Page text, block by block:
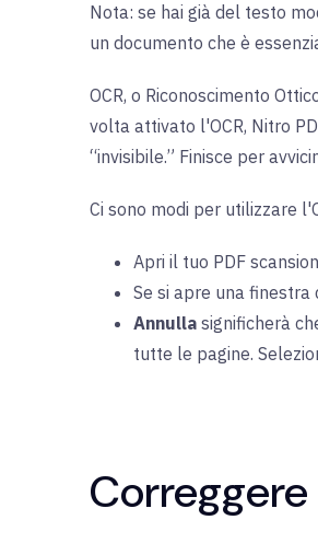
Nota: se hai già del testo
un documento che è
OCR, o Riconoscimento
volta attivato l'OCR, Nitro
“invisibile.” Finisce per
Ci sono modi per utilizzare
Apri il tuo PDF
Se si apre una finestra
Annulla significherà
tutte le pagine.